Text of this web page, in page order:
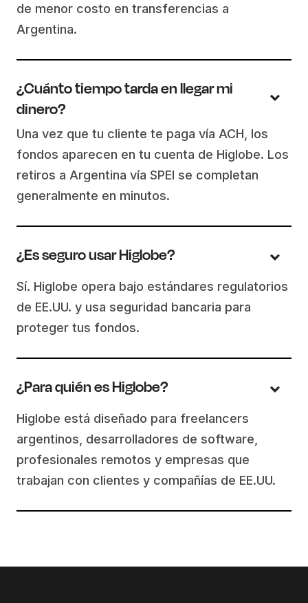
de menor costo en transferencias a
Argentina.
¿Cuánto tiempo tarda en llegar mi
dinero?
Una vez que tu cliente te paga vía ACH, los
fondos aparecen en tu cuenta de Higlobe. Los
retiros a Argentina vía SPEI se completan
generalmente en minutos.
¿Es seguro usar Higlobe?
Sí. Higlobe opera bajo estándares regulatorios
de EE.UU. y usa seguridad bancaria para
proteger tus fondos.
¿Para quién es Higlobe?
Higlobe está diseñado para freelancers
argentinos, desarrolladores de software,
profesionales remotos y empresas que
trabajan con clientes y compañías de EE.UU.